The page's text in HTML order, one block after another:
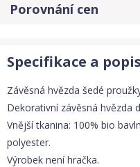
Porovnání cen
Specifikace a popis
Závěsná hvězda šedé
Dekorativní závěsná hvězda
Vnější tkanina: 100% bio
polyester.
Výrobek není hračka.